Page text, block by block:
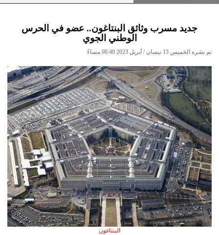
جديد مسرب وثائق البنتاغون.. عضو في الحرس
الوطني الجوي
تم نشره الخميس 13 نيسان / أبريل 2023 08:40 مساءً
البنتاغون